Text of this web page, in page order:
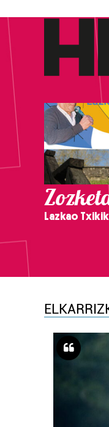
Lazkao